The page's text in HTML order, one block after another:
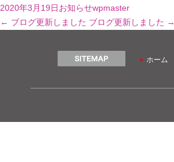
2020年3月19日 お知らせwpmaster
← ブログ更新しました ブログ更新しました →
ホーム